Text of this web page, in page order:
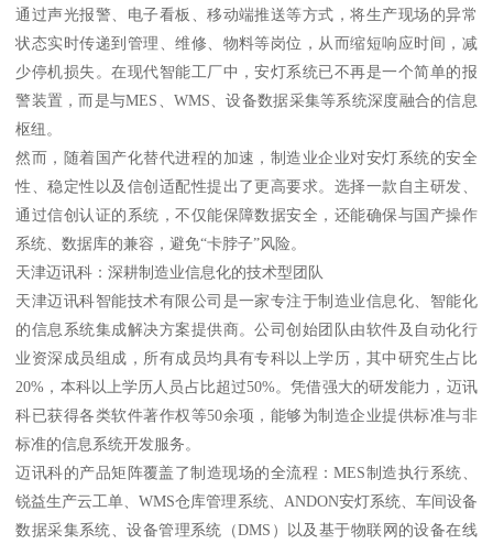
通过声光报警、电子看板、移动端推送等方式，将生产现场的异常
状态实时传递到管理、维修、物料等岗位，从而缩短响应时间，减
少停机损失。在现代智能工厂中，安灯系统已不再是一个简单的报
警装置，而是与MES、WMS、设备数据采集等系统深度融合的信息
枢纽。
然而，随着国产化替代进程的加速，制造业企业对安灯系统的安全
性、稳定性以及信创适配性提出了更高要求。选择一款自主研发、
通过信创认证的系统，不仅能保障数据安全，还能确保与国产操作
系统、数据库的兼容，避免“卡脖子”风险。
天津迈讯科：深耕制造业信息化的技术型团队
天津迈讯科智能技术有限公司是一家专注于制造业信息化、智能化
的信息系统集成解决方案提供商。公司创始团队由软件及自动化行
业资深成员组成，所有成员均具有专科以上学历，其中研究生占比
20%，本科以上学历人员占比超过50%。凭借强大的研发能力，迈讯
科已获得各类软件著作权等50余项，能够为制造企业提供标准与非
标准的信息系统开发服务。
迈讯科的产品矩阵覆盖了制造现场的全流程：MES制造执行系统、
锐益生产云工单、WMS仓库管理系统、ANDON安灯系统、车间设备
数据采集系统、设备管理系统（DMS）以及基于物联网的设备在线